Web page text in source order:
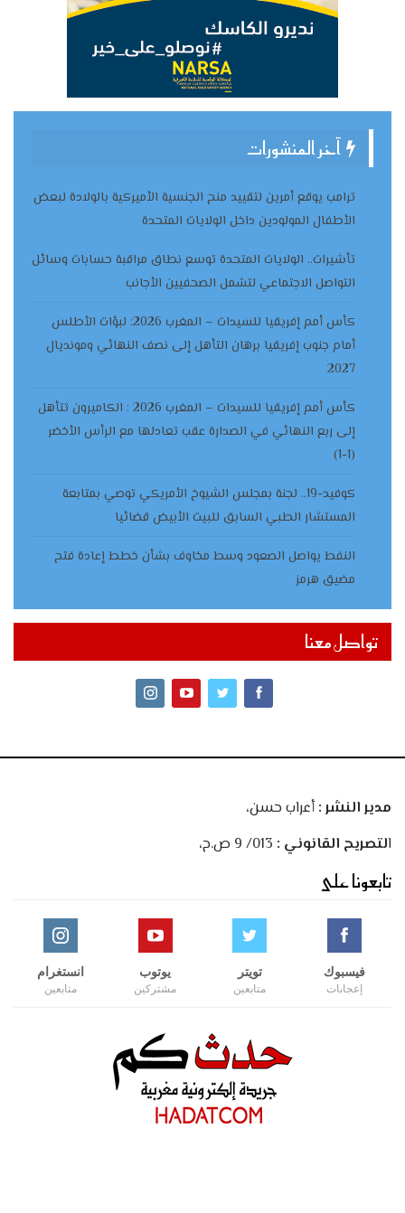
آخر المنشورات
ترامب يوقع أمرين لتقييد منح الجنسية الأميركية بالولادة لبعض
الأطفال المولودين داخل الولايات المتحدة
تأشيرات.. الولايات المتحدة توسع نطاق مراقبة حسابات وسائل
التواصل الاجتماعي لتشمل الصحفيين الأجانب
كأس أمم إفريقيا للسيدات – المغرب 2026: لبؤات الأطلس
أمام جنوب إفريقيا برهان التأهل إلى نصف النهائي ومونديال
2027
كأس أمم إفريقيا للسيدات – المغرب 2026 : الكاميرون تتأهل
إلى ربع النهائي في الصدارة عقب تعادلها مع الرأس الأخضر
(1-1)
كوفيد-19.. لجنة بمجلس الشيوخ الأمريكي توصي بمتابعة
المستشار الطبي السابق للبيت الأبيض قضائيا
النفط يواصل الصعود وسط مخاوف بشأن خطط إعادة فتح
مضيق هرمز
تواصل معنا
مدير النشر :أعراب حسن،
التصريح القانوني :
تابعونا على
فيسبوك
إعجابات
تويتر
متابعين
يوتوب
مشتركين
انستغرام
متابعين